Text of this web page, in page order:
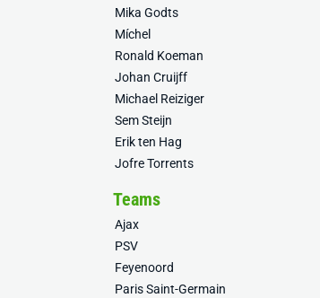
Mika Godts
Míchel
Ronald Koeman
Johan Cruijff
Michael Reiziger
Sem Steijn
Erik ten Hag
Jofre Torrents
Teams
Ajax
PSV
Feyenoord
Paris Saint-Germain